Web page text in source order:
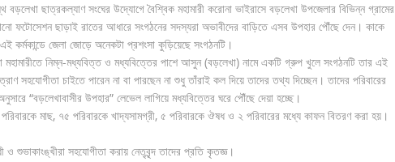
ছাত্রকল্যাণ সংঘের উদ্যোগে বৈশ্বিক মহামারী করোনা ভাইরাসে বড়লেখা উপজেলার বিভিন্ন গ্রামের
ফটোসেশন ছাড়াই রাতের আধারে সংগঠনের সদস্যরা অভাবীদের বাড়িতে এসব উপহার পৌঁছে দেন। কাকে
কর্মকান্ডে জেলা জোড়ে অনেকটা প্রশংসা কুড়িয়েছে সংগঠনটি।
মহামারীতে নিম্ন-মধ্যবিত্ত ও মধ্যবিত্তের পাশে আসুন (বড়লেখা) নামে একটি গ্রুপ খুলে সংগঠনটি তার এই
সহযোগীতা চাইতে পারেন না বা পারছেন না শুধু তাঁরাই কল দিয়ে তাদের তথ্য দিচ্ছেন। তাদের পরিবারের
“বড়লেখাবাসীর উপহার” লেভেল লাগিয়ে মধ্যবিত্তের ঘরে পৌঁছে দেয়া হচ্ছে।
মাছ, ৭৫ পরিবারকে খাদ্যসামগ্রী, ৫ পরিবারকে ঔষধ ও ২ পরিবারের মধ্যে কাফন বিতরণ করা হয়।
শুভাকাংঙ্খীরা সহযোগীতা করায় নেতৃবৃন্দ তাদের প্রতি কৃতজ্ঞ।